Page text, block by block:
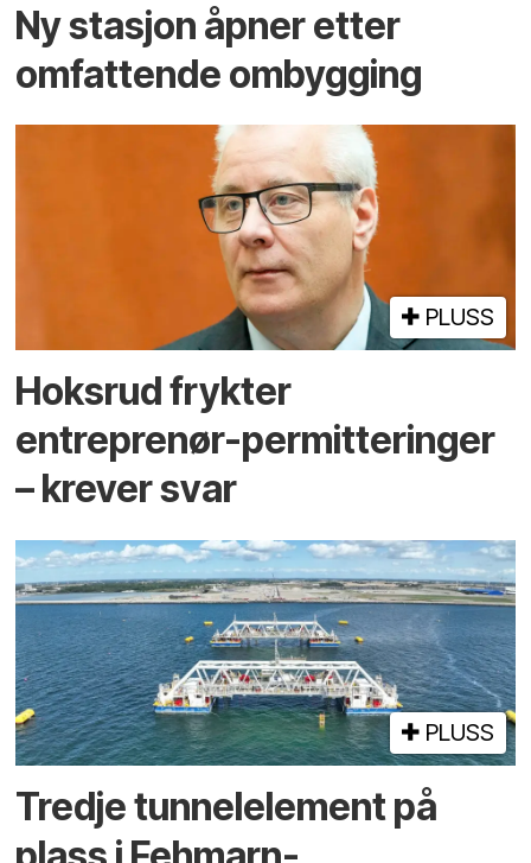
Ny stasjon åpner etter
omfattende ombygging
PLUSS
Hoksrud frykter
entreprenør-permitteringer
– krever svar
PLUSS
Tredje tunnel­element på